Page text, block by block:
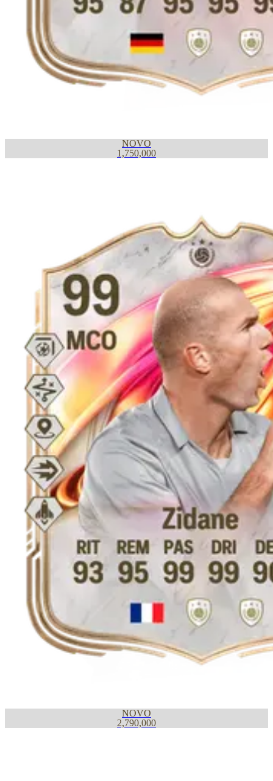
NOVO
1,750,000
NOVO
2,790,000